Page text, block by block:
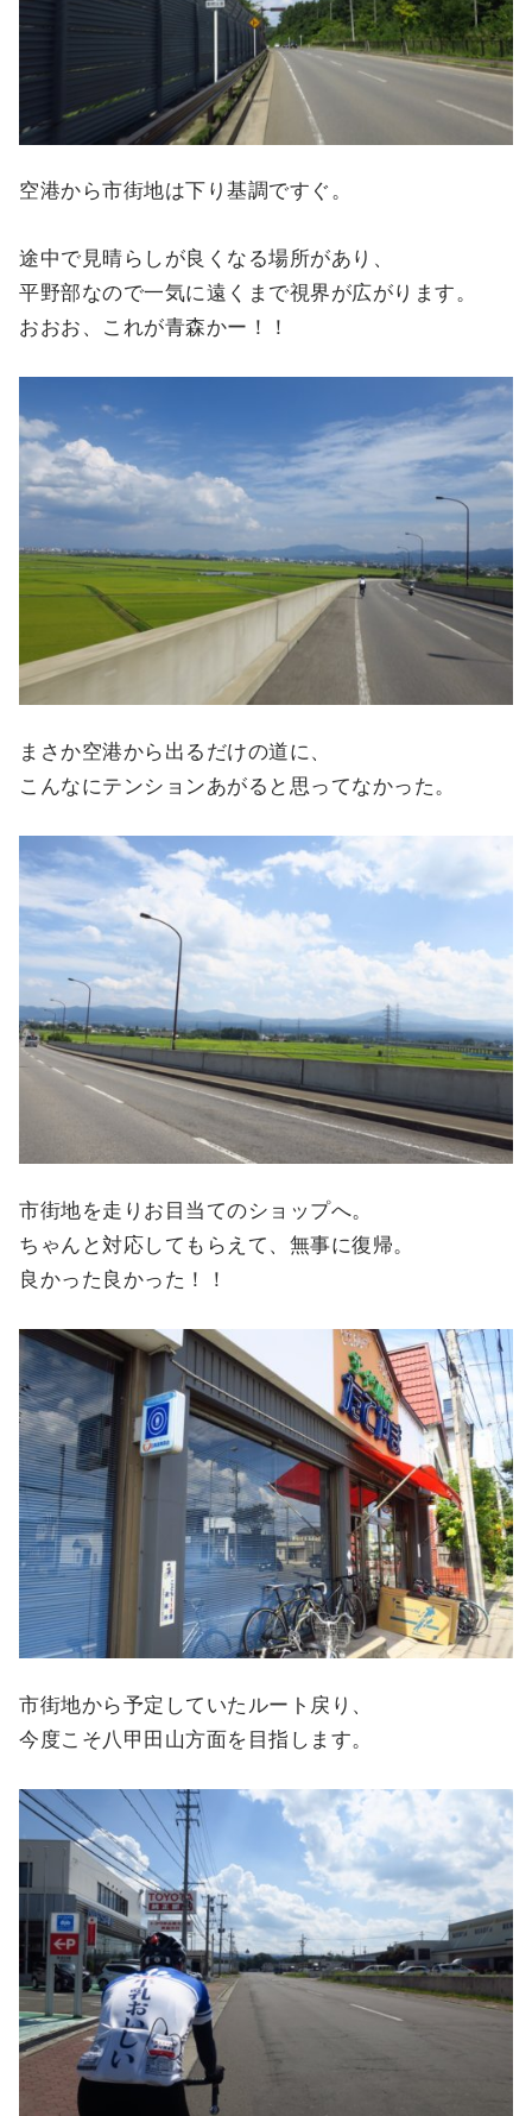
空港から市街地は下り基調ですぐ。
途中で見晴らしが良くなる場所があり、
平野部なので一気に遠くまで視界が広がります。
おおお、これが青森かー！！
まさか空港から出るだけの道に、
こんなにテンションあがると思ってなかった。
市街地を走りお目当てのショップへ。
ちゃんと対応してもらえて、無事に復帰。
良かった良かった！！
市街地から予定していたルート戻り、
今度こそ八甲田山方面を目指します。